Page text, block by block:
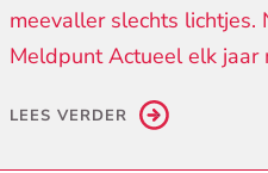
meevaller slechts lichtjes.
Meldpunt Actueel elk jaar
LEES VERDER